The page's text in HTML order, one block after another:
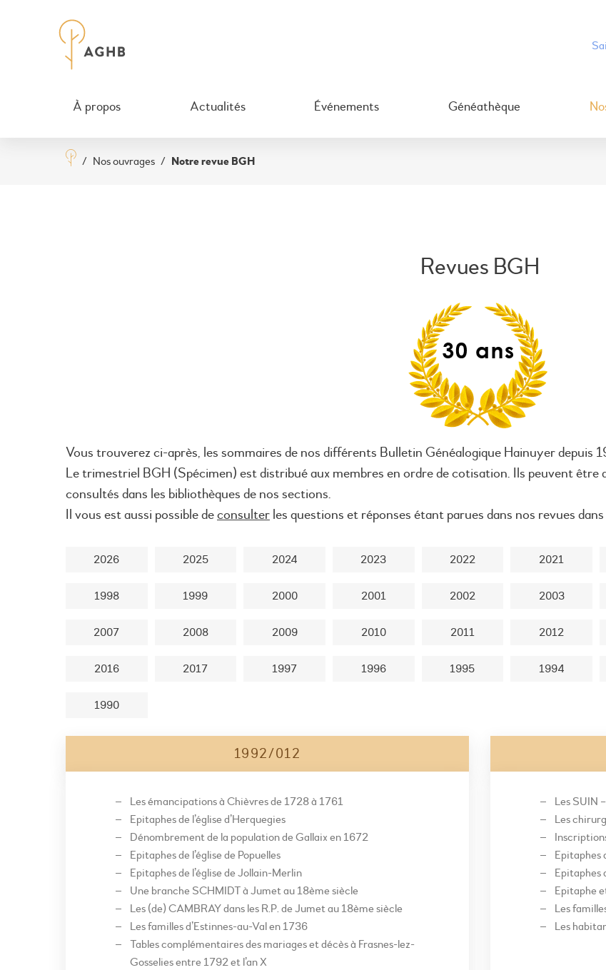
À propos Actualités Événements Généathèque
/ Nos ouvrages / Notre revue BGH
Revues BGH
Vous trouverez ci-après, les sommaires de nos différents Bulletin Généalogique Hainuyer depuis
Le trimestriel BGH (Spécimen) est distribué aux membres en ordre de cotisation. Ils peuvent être
consultés dans les bibliothèques de nos sections.
Il vous est aussi possible deconsulter les questions et réponses étant parues dans nos revues
2026 2025 2024 2023 2022 2021
1998 1999 2000 2001 2002 2003
2007 2008 2009 2010 2011 2012
2016 2017 1997 1996 1995 1994
1990
1992/012
Les émancipations à Chièvres de 1728 à 1761
Epitaphes de l’église d’Herquegies
Dénombrement de la population de Gallaix en 1672
Epitaphes de l’église de Popuelles
Epitaphes de l’église de Jollain-Merlin
Une branche SCHMIDT à Jumet au 18ème siècle
Les (de) CAMBRAY dans les R.P. de Jumet au 18ème siècle
Les familles d’Estinnes-au-Val en 1736
Tables complémentaires des mariages et décès à Frasnes-lez-
Gosselies entre 1792 et l’an X
Les SUIN
Les
Epitaphes
Epitaphes
Epitaphe
Les
Les